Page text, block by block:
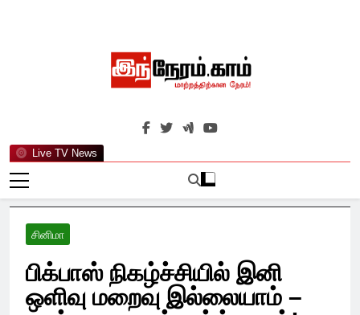
Live TV News
இந்நேரம்.காம்
செய்திகளுக்கு அப்பால்…
சினிமா
பிக்பாஸ் நிகழ்ச்சியில் இனி
ஒளிவு மறைவு இல்லையாம் –